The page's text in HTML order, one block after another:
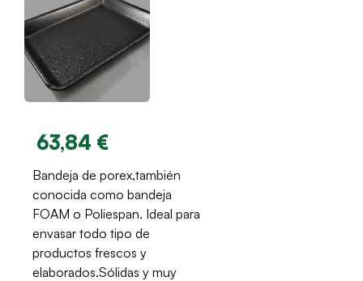
63,84 €
Bandeja de porex,también
conocida como bandeja
FOAM o Poliespan. Ideal para
envasar todo tipo de
productos frescos y
elaborados.Sólidas y muy